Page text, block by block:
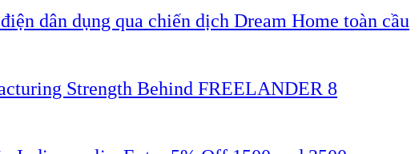
dân dụng qua chiến dịch Dream Home toàn cầu
Strength Behind FREELANDER 8